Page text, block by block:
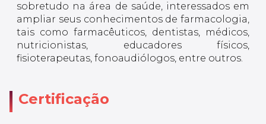
sobretudo na área de saúde, interessados em
ampliar seus conhecimentos de farmacologia,
tais como farmacêuticos, dentistas, médicos,
nutricionistas, educadores físicos,
fisioterapeutas, fonoaudiólogos, entre outros.
Certificação